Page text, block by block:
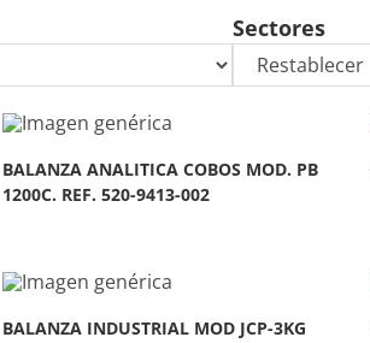
Sectores
BALANZA ANALITICA COBOS MOD. PB
1200C. REF. 520-9413-002
BALANZA INDUSTRIAL MOD JCP-3KG